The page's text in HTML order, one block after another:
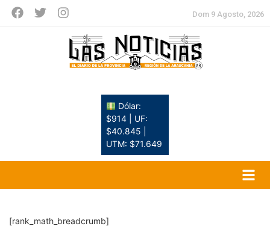
Dom 9 Agosto, 2026
Dólar:
$914 | UF:
$40.845 |
UTM: $71.649
[rank_math_breadcrumb]